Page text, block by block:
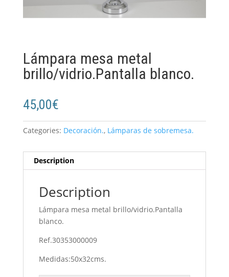
Lámpara mesa metal
brillo/vidrio.Pantalla blanco.
45,00€
Categories: Decoración., Lámparas de sobremesa.
Description
Description
Lámpara mesa metal brillo/vidrio.Pantalla
blanco.
Ref.30353000009
Medidas:50x32cms.